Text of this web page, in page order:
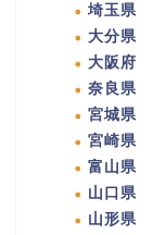
埼玉県
大分県
大阪府
奈良県
宮城県
宮崎県
富山県
山口県
山形県